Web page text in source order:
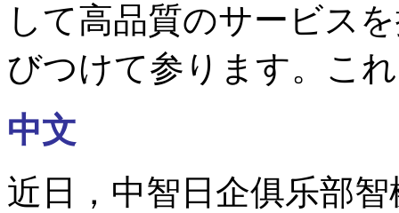
して高品質のサービス
びつけて参ります。こ
中文
近日，中智日企俱乐部